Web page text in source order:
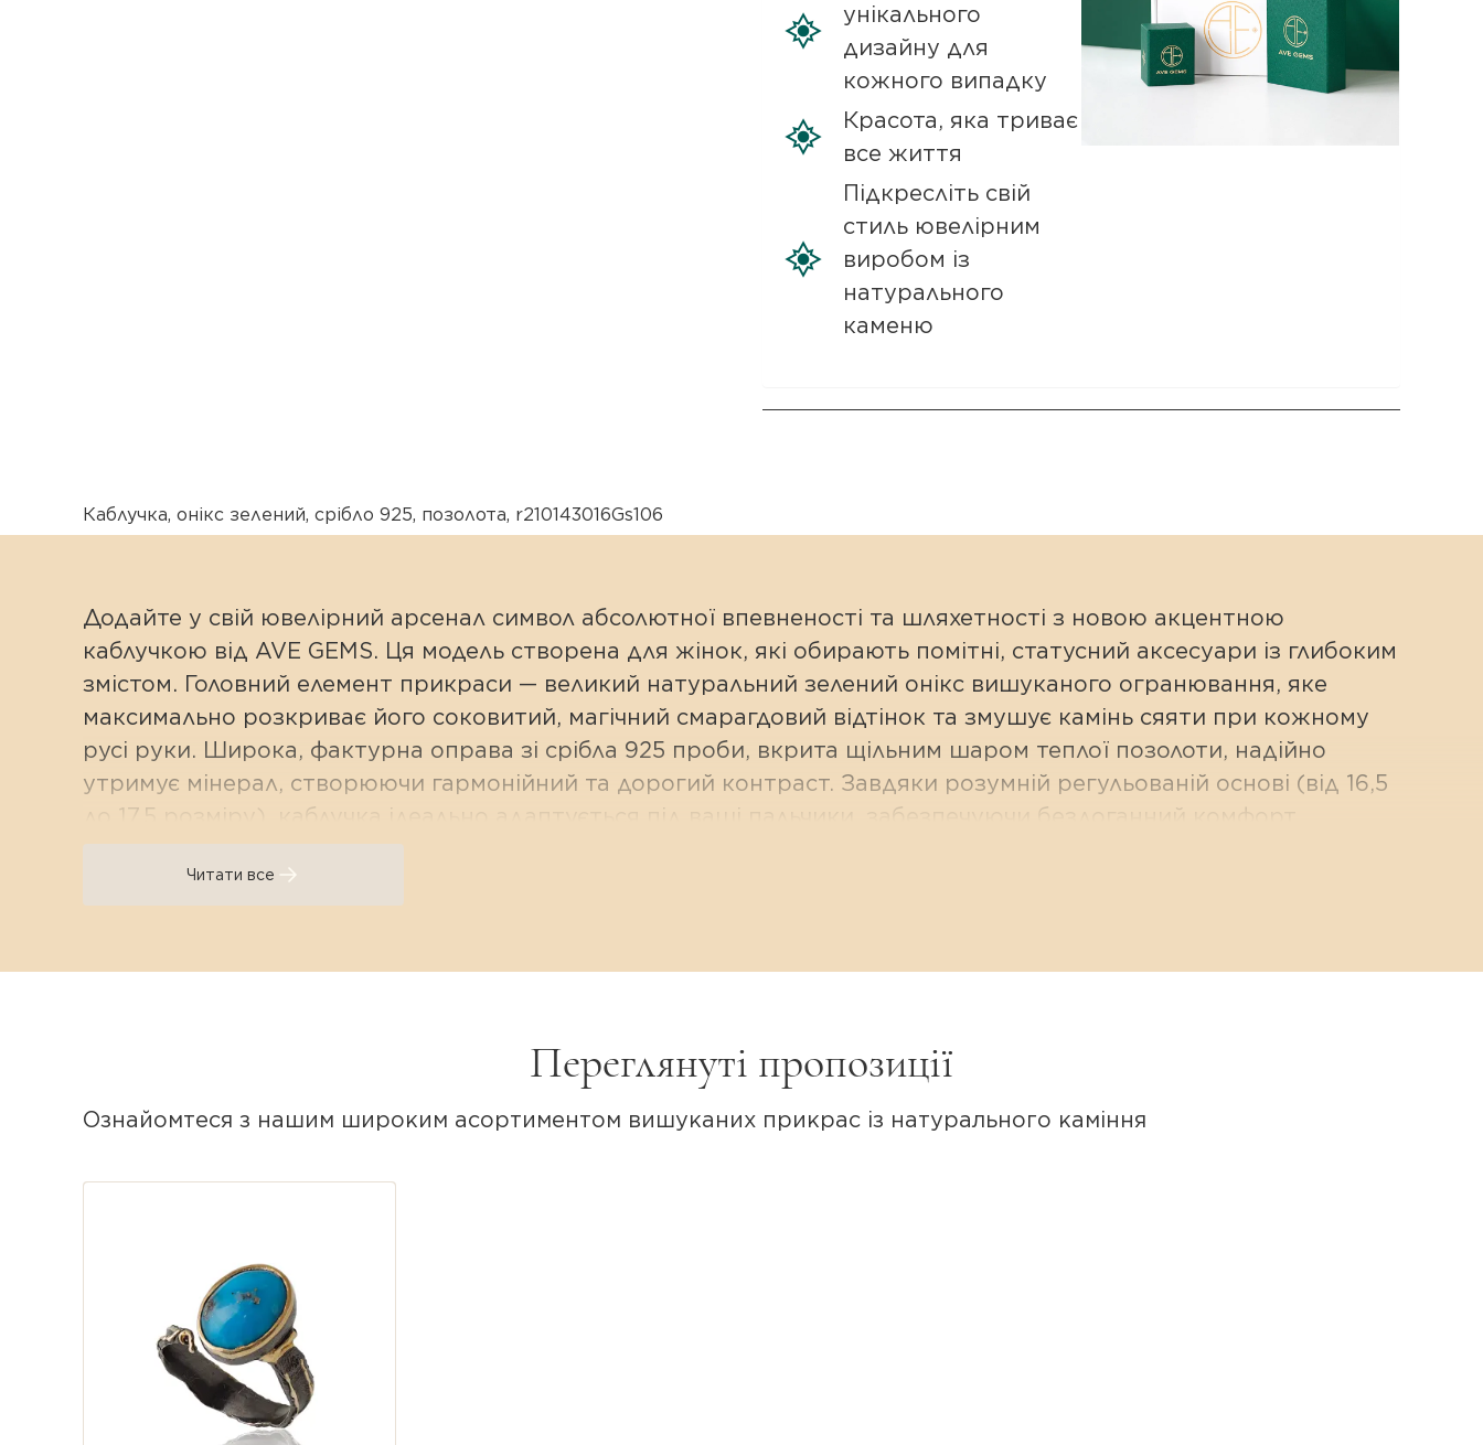
унікального
дизайну для
кожного випадку
Красота, яка триває
все життя
Підкресліть свій
стиль ювелірним
виробом із
натурального
каменю
Каблучка, онікс зелений, срібло 925, позолота, r210143016Gs106
Додайте у свій ювелірний арсенал символ абсолютної впевненості та шляхетності з новою акцентною
каблучкою від AVE GEMS. Ця модель створена для жінок, які обирають помітні, статусний аксесуари із глибоким
змістом. Головний елемент прикраси — великий натуральний зелений онікс вишуканого огранювання, яке
максимально розкриває його соковитий, магічний смарагдовий відтінок та змушує камінь сяяти при кожному
русі руки. Широка, фактурна оправа зі срібла 925 проби, вкрита щільним шаром теплої позолоти, надійно
утримує мінерал, створюючи гармонійний та дорогий контраст. Завдяки розумній регульованій основі (від 16,5
до 17,5 розміру), каблучка ідеально адаптується під ваші пальчики, забезпечуючи бездоганний комфорт.
Сучасний шик та ювелірна статусність:
Глибина смарагду: Натуральний онікс солідного розміру 15 × 11 мм приваблює погляди своєю бездоганною
Ідеальна посадка: Регульований розмір дозволяє носити каблучку на різних пальцях залежно від вашого
Вставка: Натуральний зелений онікс.
Розмір вставки: 15 × 11 мм.
Розмір каблучки: Регулюється (від 16,5 до 17,5).
Особливість: Широка позолочена оправа, насичений смарагдовий колір каменю.
Робота: Ексклюзивна ручна робота.
Читати все
Переглянуті пропозиції
Ознайомтеся з нашим широким асортиментом вишуканих прикрас із натурального каміння